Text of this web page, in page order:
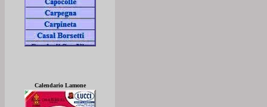
Calendario Lamone